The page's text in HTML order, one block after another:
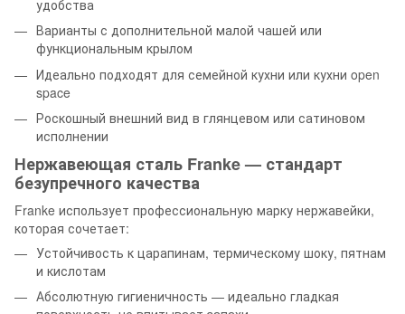
удобства
Варианты с дополнительной малой чашей или
функциональным крылом
Идеально подходят для семейной кухни или кухни open
space
Роскошный внешний вид в глянцевом или сатиновом
исполнении
Нержавеющая сталь Franke — стандарт
безупречного качества
Franke использует профессиональную марку нержавейки,
которая сочетает:
Устойчивость к царапинам, термическому шоку, пятнам
и кислотам
Абсолютную гигиеничность — идеально гладкая